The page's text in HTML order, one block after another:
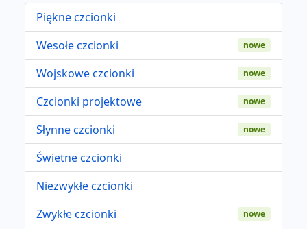
Piękne czcionki
Wesołe czcionki
nowe
Wojskowe czcionki nowe
Czcionki projektowe nowe
Słynne czcionki nowe
Świetne czcionki
Niezwykłe czcionki
Zwykłe czcionki
nowe